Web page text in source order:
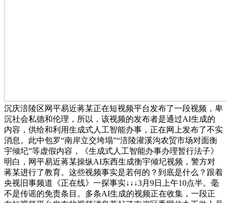
沉庆涪陵区网平易近蒋某正在短视频平台发布了一段视频，卑
沉社会私德和伦理，所以，该视频的发布者是通过AI生成的
内容，供给和利用生成式人工智能办事，正在网上发布了不实
消息。此中包罗“南岸立交垮塌”“涪陵灌溪沟农贸市场对面衡
宇倾圮”等虚假内容，《生成式人工智能办事办理暂行法子》
明白，网平易近蒋某操纵AI东西生成衡宇倾圮视频，警方对
蒋某进行了教育。这些视频事实是若何的？到底是什么？跟着
央视旧事频道《正在线》一探事实↓↓↓3月9日上午10点半。毫
不是传谣的免责条目。多条AI生成的视频正在收集，一段正